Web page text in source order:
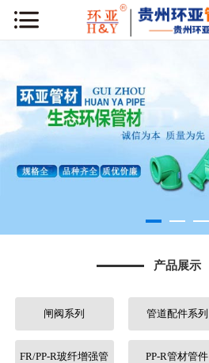
产品展示
闸阀系列 管道配件系列
FR/PP-R玻纤增强管 PP-R管材管件
公司简介
荣誉资质
行业知识